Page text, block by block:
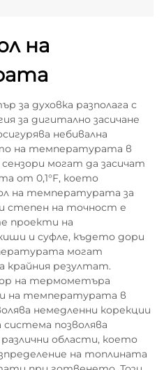
на
духовка разполага с
за дигитално засичане
небивална
на температурата в
могат да засичат
от 0,1°F, което
на температурата за
степен на точност е
проекти на
и суфле, където дори
могат
крайния резултат.
на термометъра
на температурата в
немедленни корекции
позволява
области, което
на топлината